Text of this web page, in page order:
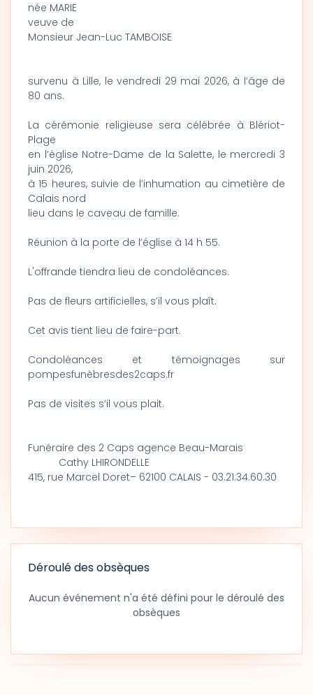
née MARIE
veuve de
Monsieur Jean-Luc TAMBOISE
survenu à Lille, le vendredi 29 mai 2026, à l’âge de
80 ans.
La cérémonie religieuse sera célébrée à Blériot-
Plage
en l’église Notre-Dame de la Salette, le mercredi 3
juin 2026,
à 15 heures, suivie de l’inhumation au cimetière de
Calais nord
lieu dans le caveau de famille.
Réunion à la porte de l’église à 14 h 55.
L'offrande tiendra lieu de condoléances.
Pas de fleurs artificielles, s’il vous plaît.
Cet avis tient lieu de faire-part.
Condoléances et témoignages sur
pompesfunèbresdes2caps.fr
Pas de visites s’il vous plait.
Funéraire des 2 Caps agence Beau-Marais
Cathy LHIRONDELLE
415, rue Marcel Doret– 62100 CALAIS - 03.21.34.60.30
Déroulé des obsèques
Aucun événement n'a été défini pour le déroulé des
obsèques